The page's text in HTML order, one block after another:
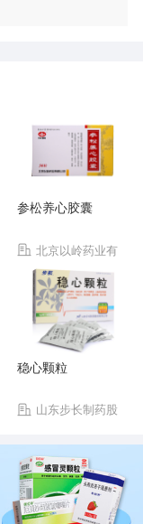
参松养心胶囊
北京以岭药业有
限公司
稳心颗粒
山东步长制药股